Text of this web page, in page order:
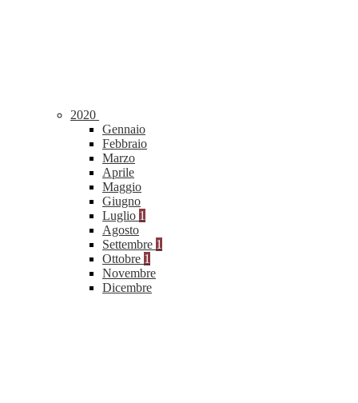
2020
Gennaio
Febbraio
Marzo
Aprile
Maggio
Giugno
Luglio 1
Agosto
Settembre 1
Ottobre 1
Novembre
Dicembre